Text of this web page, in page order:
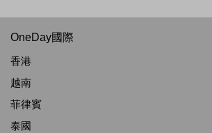
OneDay國際
香港
越南
菲律賓
泰國